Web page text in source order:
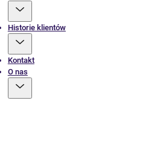
Historie klientów
Kontakt
O nas